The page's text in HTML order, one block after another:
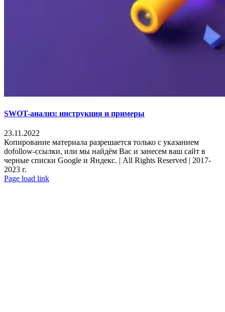
SWOT-анализ: инструкция и примеры
23.11.2022
Копирование материала разрешается только с указанием
dofollow-ссылки, или мы найдём Вас и занесем ваш сайт в
черные списки Google и Яндекс. | All Rights Reserved | 2017-
2023 г.
YouTube
Email
Phone
Page load link